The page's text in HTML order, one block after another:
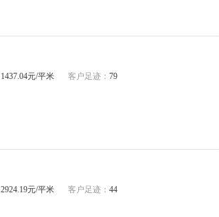
1437.04元/平米 客户足迹： 79
2924.19元/平米 客户足迹： 44